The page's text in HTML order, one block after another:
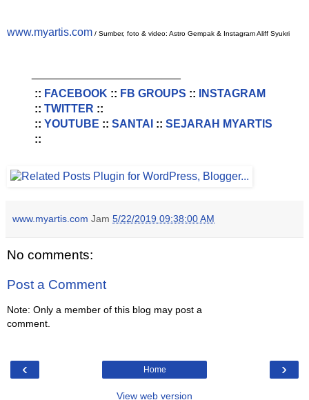
www.myartis.com / Sumber, foto & video: Astro Gempak & Instagram Aliff Syukri
:: FACEBOOK :: FB GROUPS ::
INSTAGRAM
:: TWITTER ::
:: YOUTUBE :: SANTAI :: SEJARAH MYARTIS
::
www.myartis.com Jam 5/22/2019 09:38:00 AM
No comments:
Post a Comment
Note: Only a member of this blog may post a
comment.
‹ ›
Home
View web version